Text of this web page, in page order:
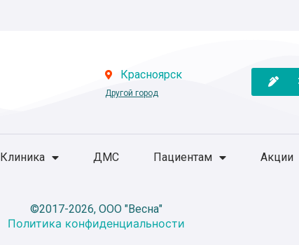
Красноярск
Другой город
Клиника ДМС Пациентам Акции
©2017-2026, ООО "Весна"
Политика конфиденциальности